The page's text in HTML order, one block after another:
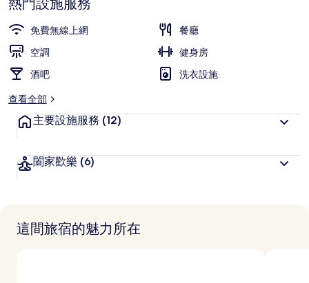
熱門設施服務
免費無線上網
餐廳
空調
健身房
酒吧
洗衣設施
查看全部
主要設施服務 (12)
闔家歡樂 (6)
這間旅宿的魅力所在